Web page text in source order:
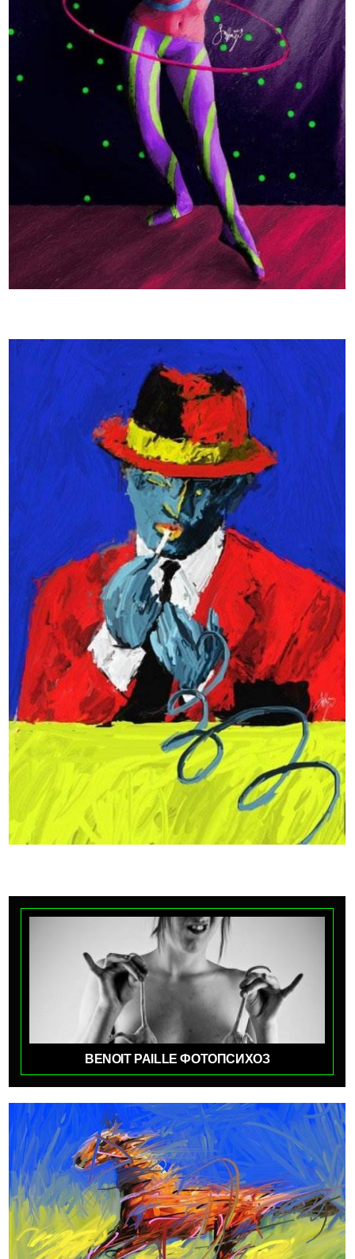
BENOIT PAILLE ФОТОПСИХОЗ